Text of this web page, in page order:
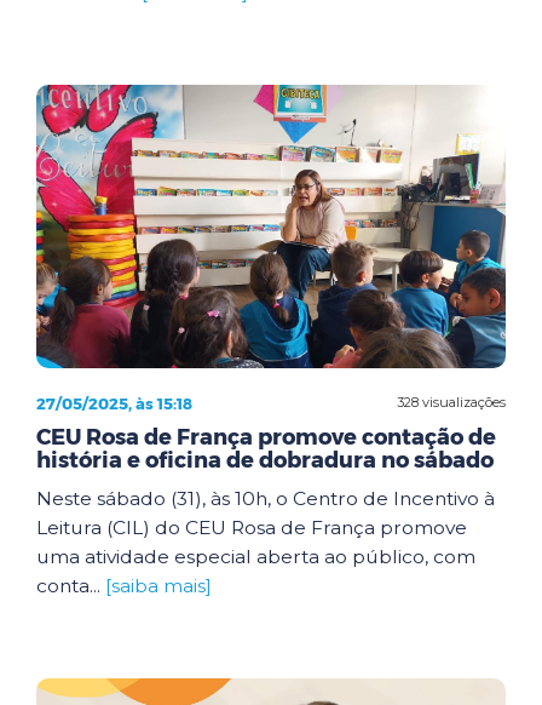
328 visualizações
27/05/2025, às 15:18
CEU Rosa de França promove contação de
história e oficina de dobradura no sábado
Neste sábado (31), às 10h, o Centro de Incentivo à
Leitura (CIL) do CEU Rosa de França promove
uma atividade especial aberta ao público, com
conta... [saiba mais]